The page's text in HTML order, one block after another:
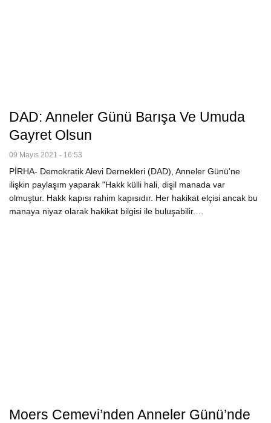
DAD: Anneler Günü Barışa Ve Umuda
Gayret Olsun
09 Mayıs 2021 - 16:53
PİRHA- Demokratik Alevi Dernekleri (DAD), Anneler Günü'ne
ilişkin paylaşım yaparak "Hakk külli hali, dişil manada var
olmuştur. Hakk kapısı rahim kapısıdır. Her hakikat elçisi ancak bu
manaya niyaz olarak hakikat bilgisi ile buluşabilir.…
Moers Cemevi’nden Anneler Günü’nde